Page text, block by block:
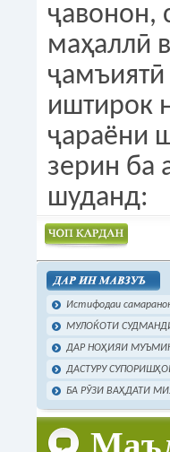
ҷавонон,
маҳаллӣ
иштирок
ҷараёни
зерин ба
шуданд:
Чоп намудан
Истифодаи
МУЛОЌОТИ
ДАР НОҲИЯИ
ДАСТУРУ
БА РӮЗИ ВАҲДАТИ